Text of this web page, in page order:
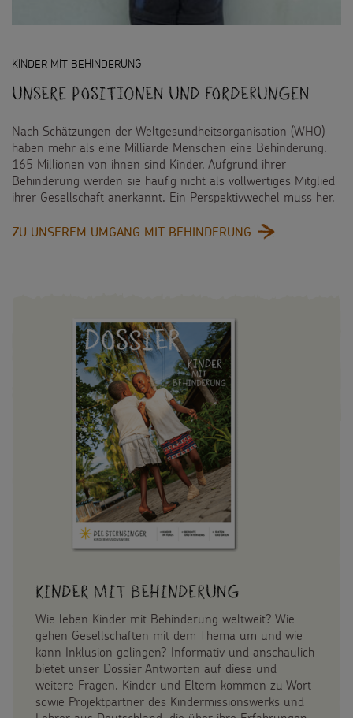
Basteln & Aktionen
Unternehmensspenden
Spende als Geschenk
Anlassspenden
Zinsen den Kindern
Vereine und Initiativen
Sternsingerspenden gezielt einsetzen
Sternsinger-Steckbrief
Spiele
Werde Sternsinger!
SHOP
KINDER MIT BEHINDERUNG
Unsere Positionen und Forderungen
Nach Schätzungen der Weltgesundheitsorganisation (WHO)
haben mehr als eine Milliarde Menschen eine Behinderung.
165 Millionen von ihnen sind Kinder. Aufgrund ihrer
Behinderung werden sie häufig nicht als vollwertiges Mitglied
ihrer Gesellschaft anerkannt. Ein Perspektivwechel muss her.
ZU UNSEREM UMGANG MIT BEHINDERUNG
Kinder mit Behinderung
Wie leben Kinder mit Behinderung weltweit? Wie
gehen Gesellschaften mit dem Thema um und wie
kann Inklusion gelingen? Informativ und anschaulich
bietet unser Dossier Antworten auf diese und
weitere Fragen. Kinder und Eltern kommen zu Wort
sowie Projektpartner des Kindermissionswerks und